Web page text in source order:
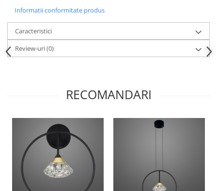
Informatii conformitate produs
Caracteristici
Review-uri(0)
RECOMANDARI